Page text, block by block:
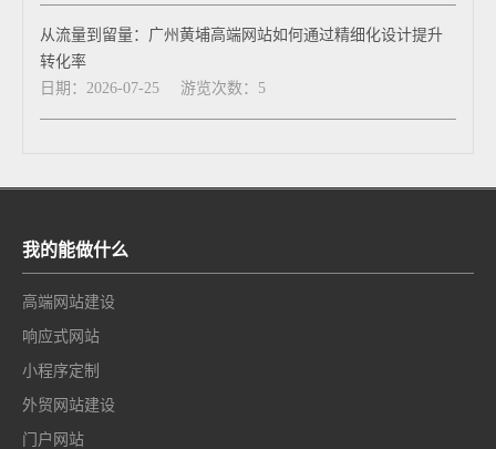
从流量到留量：广州黄埔高端网站如何通过精细化设计提升
转化率
日期：2026-07-25
游览次数：5
我的能做什么
高端网站建设
响应式网站
小程序定制
外贸网站建设
门户网站